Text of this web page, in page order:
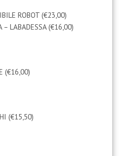
ROBOT (€23,00)
– LABADESSA (€16,00)
(€16,00)
(€15,50)